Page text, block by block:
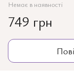
Немає в наявності
749 грн